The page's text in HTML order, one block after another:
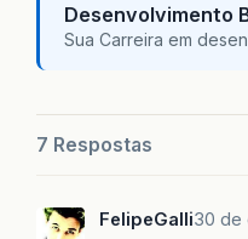
Desenvolvimento
Sua Carreira em
7 Respostas
FelipeGalli30 de